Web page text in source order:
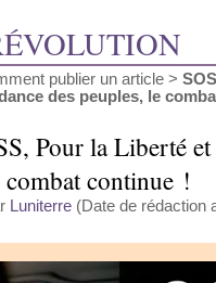
publier un article >
des peuples, le
Pour la Liberté et
combat continue !
Luniterre (Date de rédaction